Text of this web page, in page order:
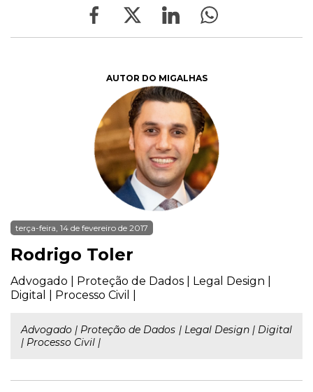
AUTOR DO MIGALHAS
terça-feira, 14 de fevereiro de 2017
Rodrigo Toler
Advogado | Proteção de Dados | Legal Design |
Digital | Processo Civil |
Advogado | Proteção de Dados | Legal Design | Digital
| Processo Civil |